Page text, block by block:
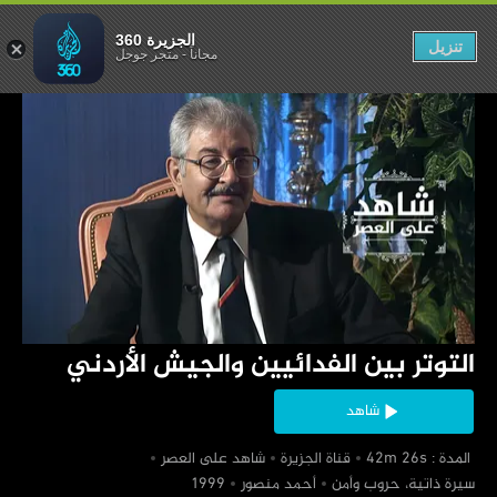
‏التوتر بين الفدائيين والجيش الأردني
شاهد
‏ المدة : 42m 26s
‏قناة الجزيرة
‏شاهد على العصر
‏سيرة ذاتية، حروب وأمن
‏أحمد منصور
والجيش الأردني
الجزيرة 360
مجاناً-متجر جوجل تنزيل